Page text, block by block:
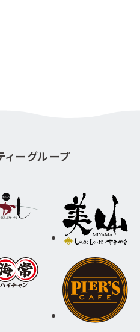
ィーグループ